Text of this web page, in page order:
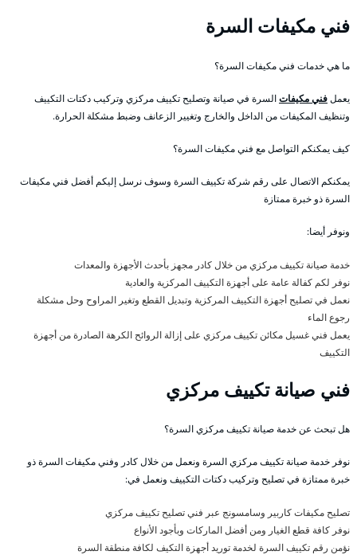
فني مكيفات السرة
ما هي خدمات فني مكيفات السرة؟
يعملفني مكيفاتالسرة في صيانة وتصليح تكييف مركزي وتركيب دكتات التكييف
وتنظيف المكيفات من الداخل والخارج وتغيير الزعانف وضبط مشكلة الحرارة.
كيف يمكنكم التواصل مع فني مكيفات السرة؟
يمكنكم الاتصال على رقم شركة تكييف السرة وسوف نرسل إليكم أفضل فني مكيفات
السرة ذو خبرة ممتازة
ونوفر أيضا:
خدمة صيانة تكييف مركزي من خلال كادر مجهز بأحدث الأجهزة والمعدات
نوفر لكم كفالة عامة على أجهزة التكييف المركزية والعادية
نعمل في تصليح أجهزة التكييف المركزية وتبديل القطع وتغير المراوح وحل مشكلة
رجوع الماء
يعمل فني غسيل مكائن تكييف مركزي على إزالة الروائح الكرهة الصادرة من أجهزة
التكييف
فني صيانة تكييف مركزي
هل تبحث عن خدمة صيانة تكييف مركزي السرة؟
نوفر خدمة صيانة تكييف مركزي السرة ونعمل من خلال كادر وفني مكيفات السرة ذو
خبرة ممتازة في تصليح وتركيب دكتات التكييف ونعمل في:
تصليح مكيفات كاربير وسامسونج عبر فني تصليح تكييف مركزي
نوفر كافة قطع الغيار ومن أفضل الماركات وبأجود الأنواع
نؤمن رقم تكييف السرة لخدمة توريد أجهزة التكيف لكافة منطقة السرة